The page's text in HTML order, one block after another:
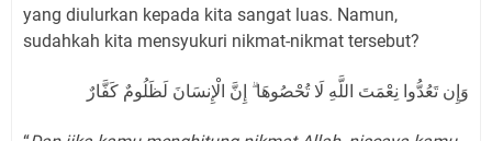
yang diulurkan kepada kita sangat luas. Namun,
sudahkah kita mensyukuri nikmat-nikmat tersebut?
وَإِن تَعُدُّوا نِعْمَتَ اللَّهِ لَا تُحْصُوهَا ۗ إِنَّ الْإِنسَانَ لَظَلُومٌ كَفَّارٌ